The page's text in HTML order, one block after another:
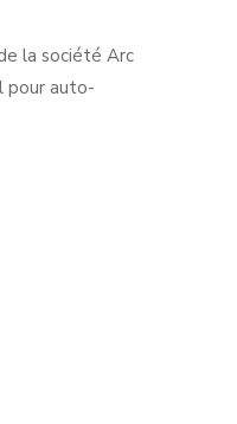
la société Arc
pour auto-